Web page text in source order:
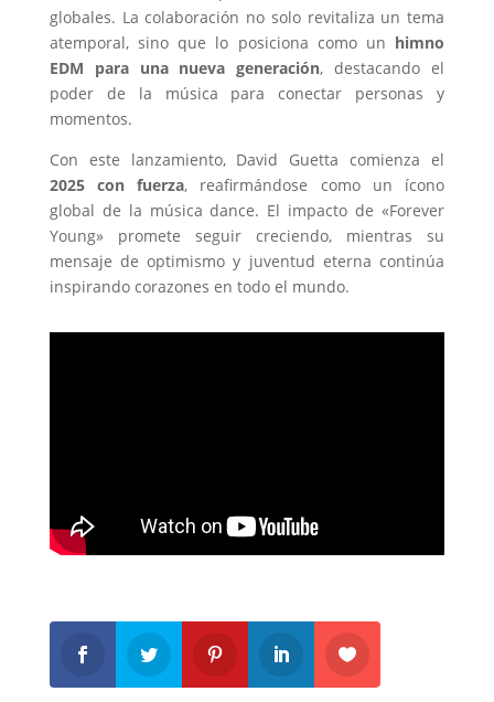
globales. La colaboración no solo revitaliza un tema
atemporal, sino que lo posiciona como un himno
EDM para una nueva generación, destacando el
poder de la música para conectar personas y
momentos.
Con este lanzamiento, David Guetta comienza el
2025 con fuerza, reafirmándose como un ícono
global de la música dance. El impacto de «Forever
Young» promete seguir creciendo, mientras su
mensaje de optimismo y juventud eterna continúa
inspirando corazones en todo el mundo.